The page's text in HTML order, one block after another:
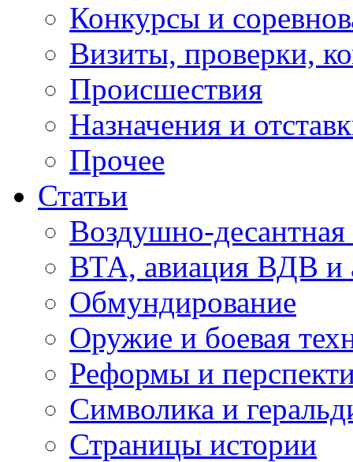
Конкурсы и
Визиты, проверки,
Происшествия
Назначения и
Прочее
Статьи
Воздушно-десантная
ВТА, авиация ВДВ и
Обмундирование
Оружие и боевая
Реформы и
Символика и
Страницы истории